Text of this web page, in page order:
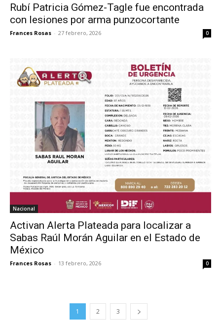
Rubí Patricia Gómez-Tagle fue encontrada
con lesiones por arma punzocortante
Frances Rosas - 27 febrero, 2026 0
Nacional
Activan Alerta Plateada para localizar a
Sabas Raúl Morán Aguilar en el Estado de
México
Frances Rosas - 13 febrero, 2026 0
1 2 3